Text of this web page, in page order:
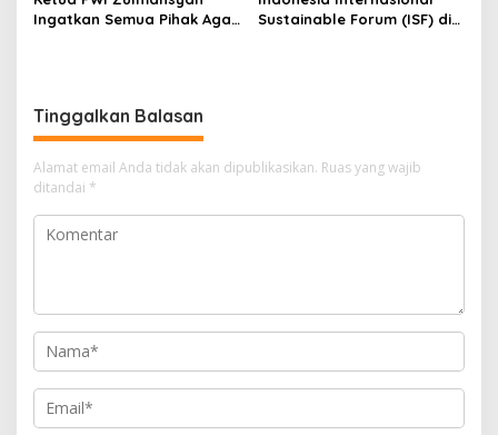
Ingatkan Semua Pihak Agar
Sustainable Forum (ISF) di
Tinggalkan Balasan
Alamat email Anda tidak akan dipublikasikan. Ruas yang wajib
ditandai *